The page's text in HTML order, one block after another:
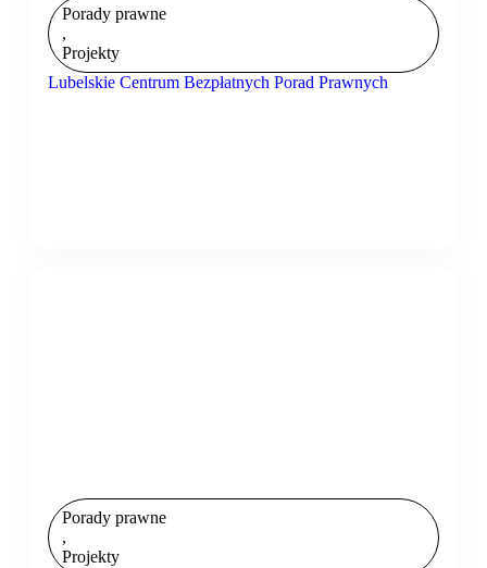
Porady prawne
,
Projekty
Lubelskie Centrum Bezpłatnych Porad Prawnych
Porady prawne
,
Projekty